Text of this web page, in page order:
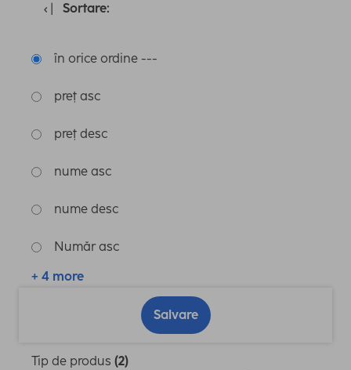
Sortare:
în orice ordine ---
preț asc
preț desc
nume asc
nume desc
Număr asc
+ 4 more
Salvare
Tip de produs (2)